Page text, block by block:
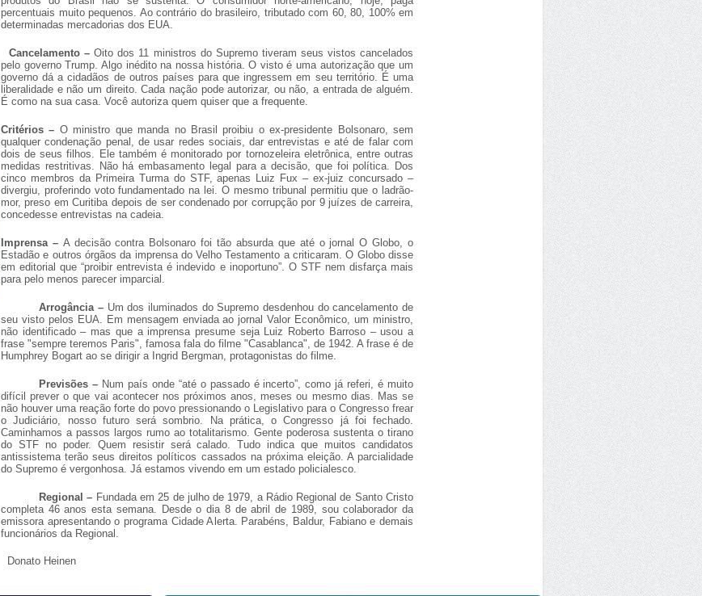
percentuais muito pequenos. Ao contrário do brasileiro, tributado com 60, 80, 100% em
determinadas mercadorias dos EUA.
Cancelamento –Oito dos 11 ministros do Supremo tiveram seus vistos cancelados
pelo governo Trump. Algo inédito na nossa história. O visto é uma autorização que um
governo dá a cidadãos de outros países para que ingressem em seu território. É uma
liberalidade e não um direito. Cada nação pode autorizar, ou não, a entrada de alguém.
É como na sua casa. Você autoriza quem quiser que a frequente.
Critérios – O ministro que manda no Brasil proibiu o ex-presidente Bolsonaro, sem
qualquer condenação penal, de usar redes sociais, dar entrevistas e até de falar com
dois de seus filhos. Ele também é monitorado por tornozeleira eletrônica, entre outras
medidas restritivas. Não há embasamento legal para a decisão, que foi política. Dos
cinco membros da Primeira Turma do STF, apenas Luiz Fux – ex-juiz concursado –
divergiu, proferindo voto fundamentado na lei. O mesmo tribunal permitiu que o ladrão-
mor, preso em Curitiba depois de ser condenado por corrupção por 9 juízes de carreira,
concedesse entrevistas na cadeia.
Imprensa – A decisão contra Bolsonaro foi tão absurda que até o jornal O Globo, o
Estadão e outros órgãos da imprensa do Velho Testamento a criticaram. O Globo disse
em editorial que “proibir entrevista é indevido e inoportuno”. O STF nem disfarça mais
para pelo menos parecer imparcial.
Arrogância – Um dos iluminados do Supremo desdenhou do cancelamento de
seu visto pelos EUA. Em mensagem enviada ao jornal Valor Econômico, um ministro,
não identificado – mas que a imprensa presume seja Luiz Roberto Barroso – usou a
frase "sempre teremos Paris", famosa fala do filme "Casablanca", de 1942. A frase é de
Humphrey Bogart ao se dirigir a Ingrid Bergman, protagonistas do filme.
Previsões – Num país onde “até o passado é incerto”, como já referi, é muito
difícil prever o que vai acontecer nos próximos anos, meses ou mesmo dias. Mas se
não houver uma reação forte do povo pressionando o Legislativo para o Congresso frear
o Judiciário, nosso futuro será sombrio. Na prática, o Congresso já foi fechado.
Caminhamos a passos largos rumo ao totalitarismo. Gente poderosa sustenta o tirano
do STF no poder. Quem resistir será calado. Tudo indica que muitos candidatos
antissistema terão seus direitos políticos cassados na próxima eleição. A parcialidade
do Supremo é vergonhosa. Já estamos vivendo em um estado policialesco.
Regional – Fundada em 25 de julho de 1979, a Rádio Regional de Santo Cristo
completa 46 anos esta semana. Desde o dia 8 de abril de 1989, sou colaborador da
emissora apresentando o programa Cidade Alerta. Parabéns, Baldur, Fabiano e demais
funcionários da Regional.
Donato Heinen